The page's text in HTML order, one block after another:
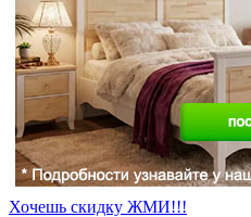
Хочешь скидку ЖМИ!!!